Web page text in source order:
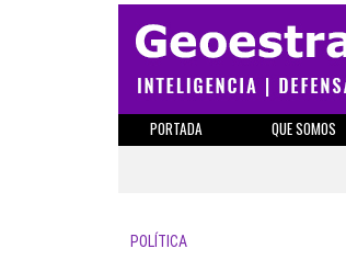
PORTADA QUE SOMOS
POLÍTICA